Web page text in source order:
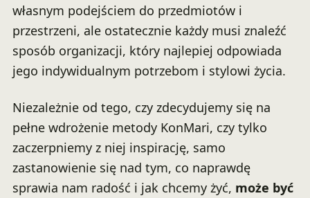
własnym podejściem do przedmiotów i
przestrzeni, ale ostatecznie każdy musi znaleźć
sposób organizacji, który najlepiej odpowiada
jego indywidualnym potrzebom i stylowi życia.
Niezależnie od tego, czy zdecydujemy się na
pełne wdrożenie metody KonMari, czy tylko
zaczerpniemy z niej inspirację, samo
zastanowienie się nad tym, co naprawdę
sprawia nam radość i jak chcemy żyć, może być